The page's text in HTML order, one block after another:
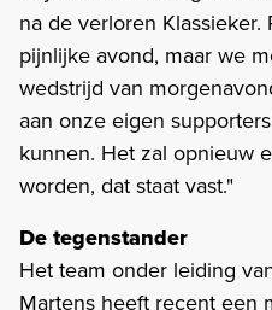
na de verloren
pijnlijke avond, maar we
wedstrijd van
aan onze eigen
kunnen. Het zal opnieuw
worden, dat staat vast."
De tegenstander
Het team onder leiding
Martens heeft recent een